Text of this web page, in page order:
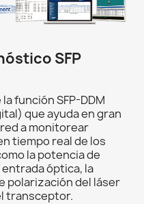
SFP
función SFP-DDM
que ayuda en gran
a monitorear
tiempo real de los
la potencia de
óptica, la
polarización del láser
transceptor.